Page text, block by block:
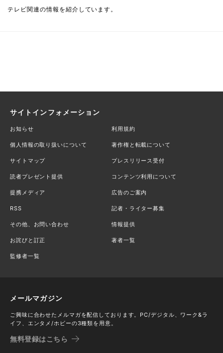
テレビ関連の情報を紹介しています。
サイトインフォメーション
お知らせ 利用規約
個人情報の取り扱いについて 著作権と転載について
サイトマップ プレスリリース受付
読者プレゼント提供 コンテンツ利用について
提携メディア 広告のご案内
RSS 記者・ライター募集
その他、お問い合わせ 情報提供
お詫びと訂正 著者一覧
監修者一覧
メールマガジン
ご興味に合わせたメルマガを配信しております。PC/デジタル、ワーク&ラ
イフ、エンタメ/ホビーの3種類を用意。
無料登録はこちら